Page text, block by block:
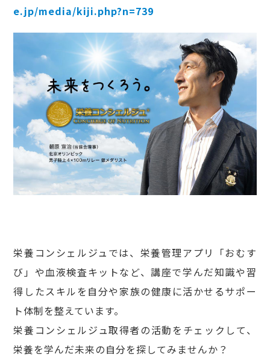
e.jp/media/kiji.php?n=739
栄養コンシェルジュでは、栄養管理アプリ「おむす
び」や血液検査キットなど、講座で学んだ知識や習
得したスキルを自分や家族の健康に活かせるサポー
ト体制を整えています。
栄養コンシェルジュ取得者の活動をチェックして、
栄養を学んだ未来の自分を探してみませんか？